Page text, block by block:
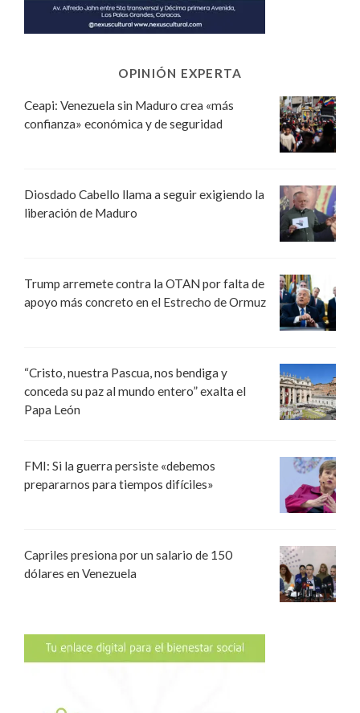
OPINIÓN EXPERTA
Ceapi: Venezuela sin Maduro crea «más
confianza» económica y de seguridad
Diosdado Cabello llama a seguir exigiendo la
liberación de Maduro
Trump arremete contra la OTAN por falta de
apoyo más concreto en el Estrecho de Ormuz
“Cristo, nuestra Pascua, nos bendiga y
conceda su paz al mundo entero” exalta el
Papa León
FMI: Si la guerra persiste «debemos
prepararnos para tiempos difíciles»
Capriles presiona por un salario de 150
dólares en Venezuela